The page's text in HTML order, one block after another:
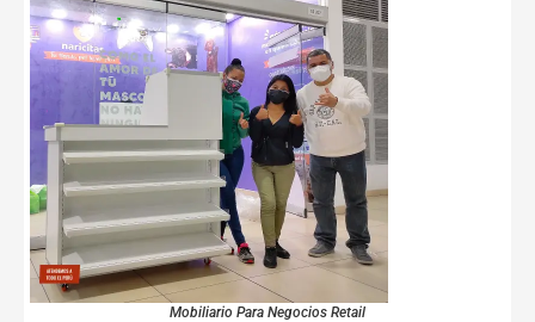
Mobiliario Para Negocios Retail